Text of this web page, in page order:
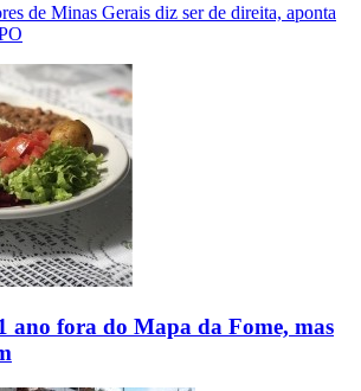
de Minas Gerais diz ser de direita, aponta
ano fora do Mapa da Fome, mas